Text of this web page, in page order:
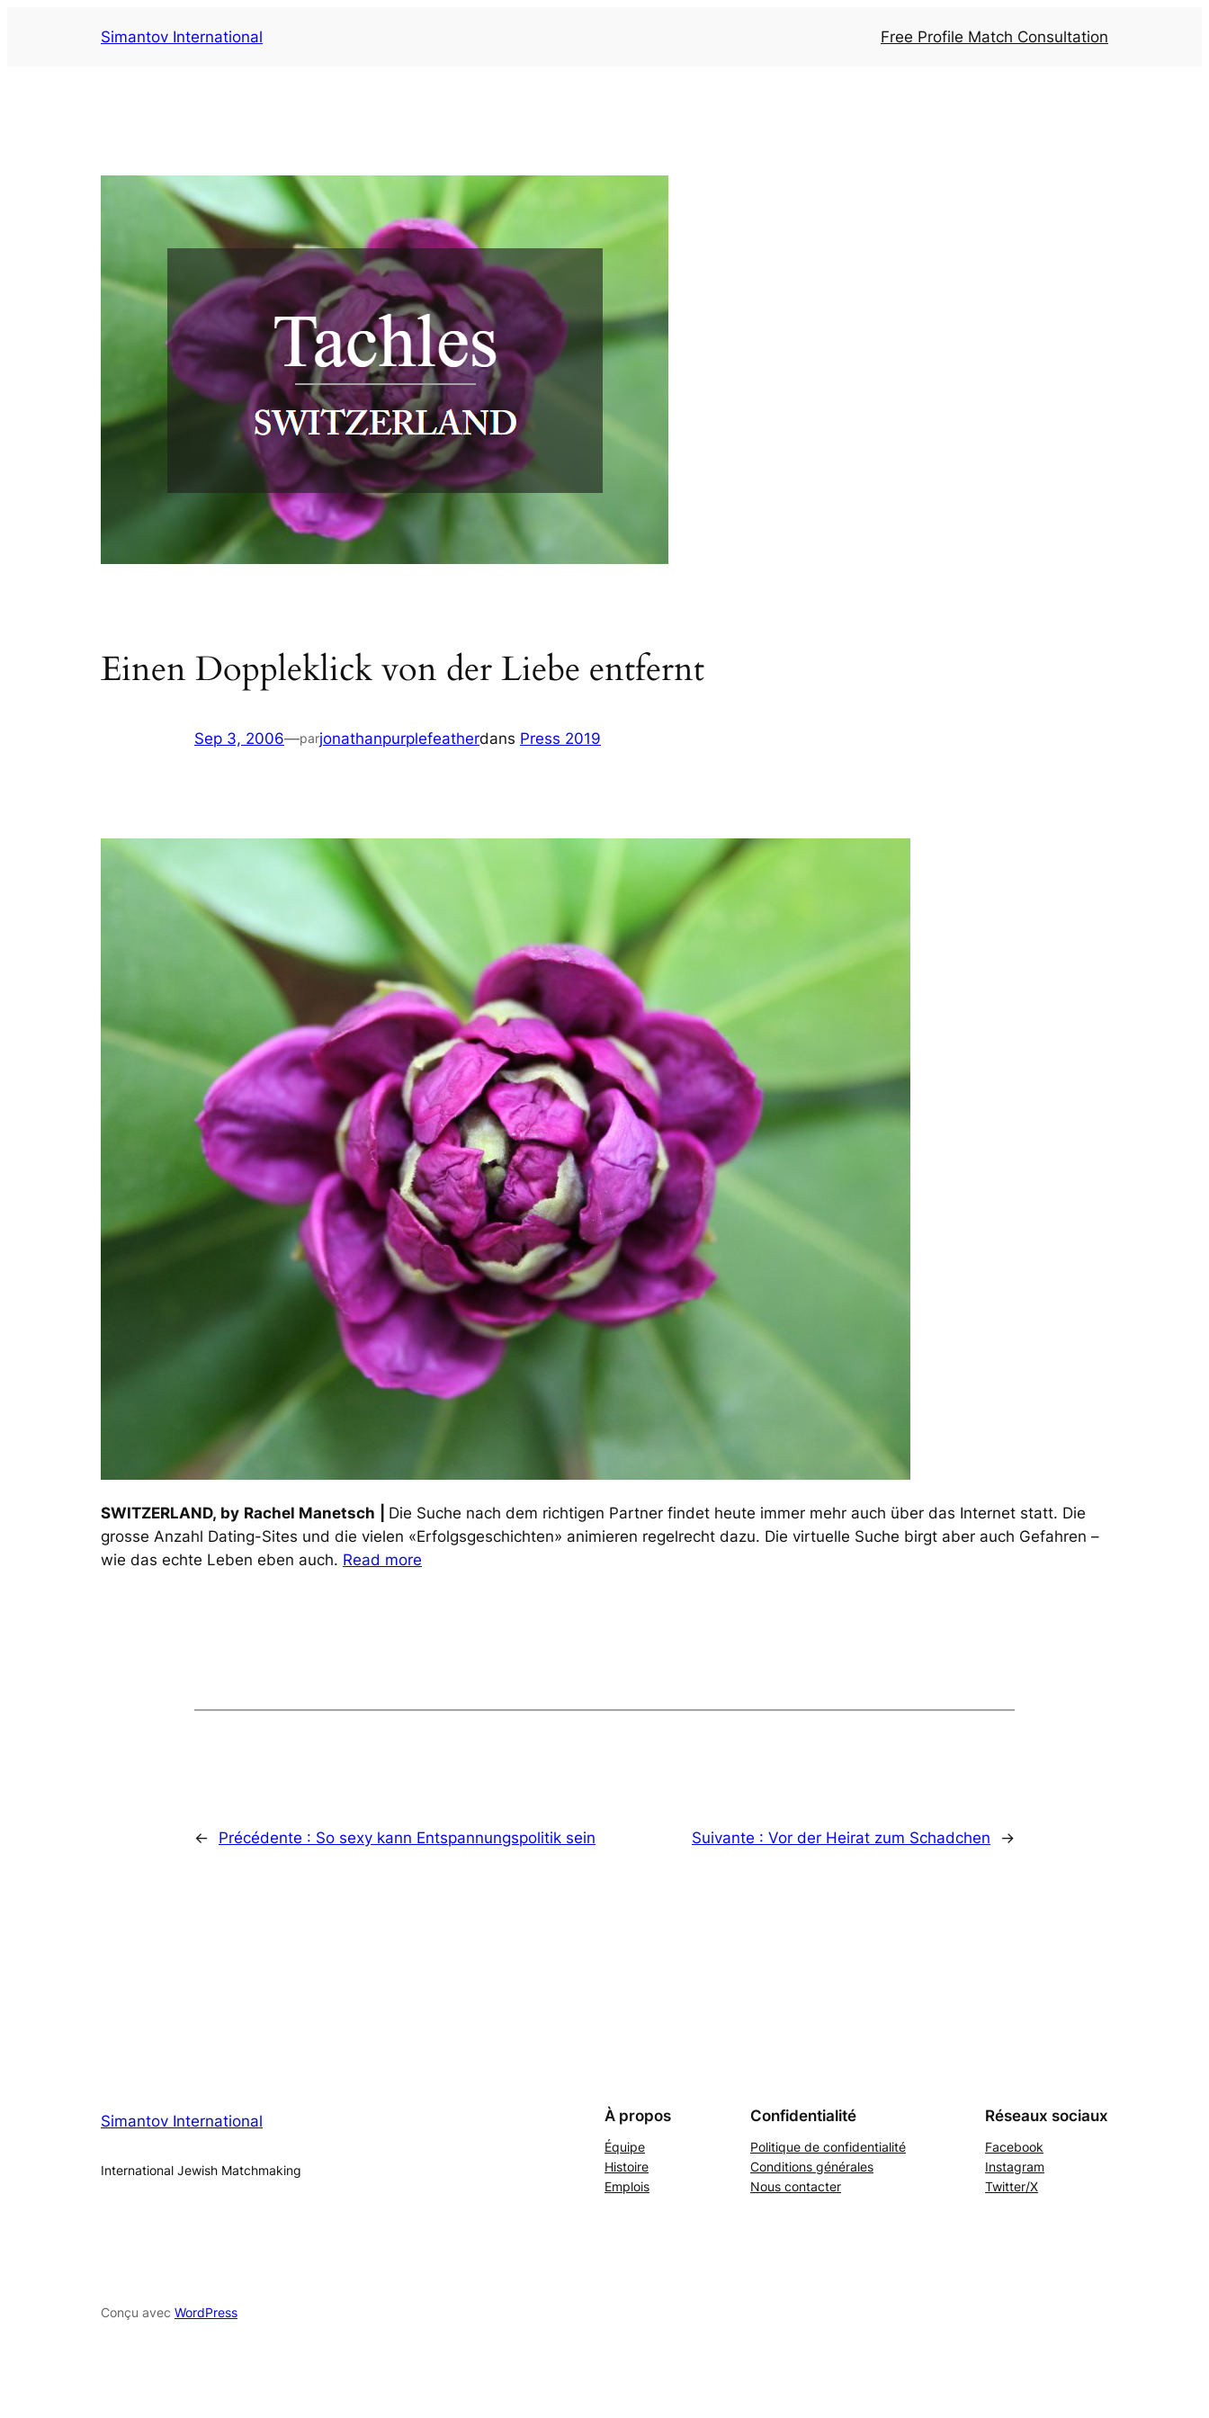
Simantov International Free Profile Match Consultation
Einen Doppleklick von der Liebe entfernt
Sep 3, 2006—parjonathanpurplefeatherdans Press 2019
SWITZERLAND, by Rachel Manetsch
Die Suche nach dem richtigen Partner findet heute immer mehr auch über das Internet statt. Die
grosse Anzahl Dating-Sites und die vielen «Erfolgsgeschichten» animieren regelrecht dazu. Die virtuelle Suche birgt aber auch Gefahren –
wie das echte Leben eben auch. Read more
← Précédente : So sexy kann Entspannungspolitik sein Suivante : Vor der Heirat zum Schadchen →
Simantov International
International Jewish Matchmaking
À propos
Équipe
Histoire
Emplois
Confidentialité
Politique de confidentialité
Conditions générales
Nous contacter
Réseaux sociaux
Facebook
Instagram
Twitter/X
Conçu avec WordPress